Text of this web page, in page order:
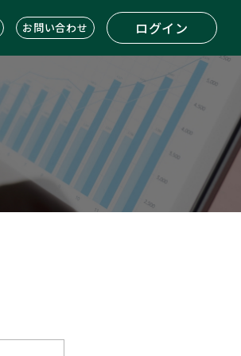
お問い合わせ ログイン